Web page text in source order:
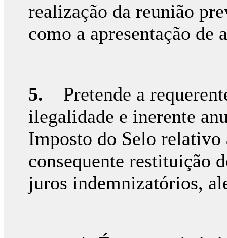
realização da reunião
como a apresentação de
5. Pretende a
ilegalidade e inerente
Imposto do Selo relativo
consequente restituição
juros indemnizatórios,